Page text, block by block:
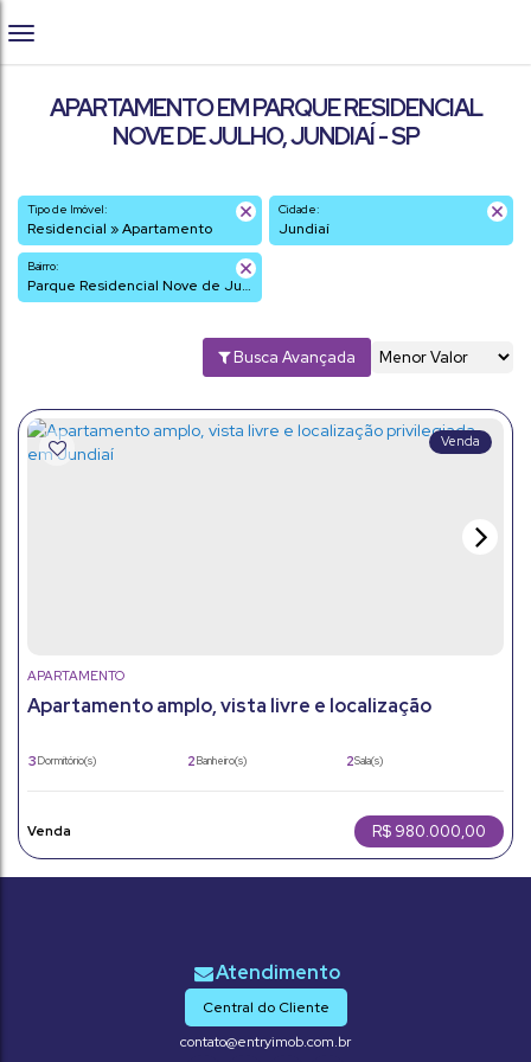
APARTAMENTO EM PARQUE RESIDENCIAL
NOVE DE JULHO, JUNDIAÍ - SP
Tipo de Imóvel:
Residencial » Apartamento
Cidade:
Jundiaí
Bairro:
Parque Residencial Nove de Julho
Busca Avançada
Apartamento amplo, vista livre e localização
APARTAMENTO
R$ 980.000,00
3Dormitório(s) 2Banheiro(s) 2Sala(s)
Central do Cliente
contato@entryimob.com.br